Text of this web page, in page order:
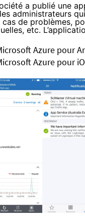
a publié une
administrateurs
cas de problèmes,
etc.
Azure pour
Azure pour